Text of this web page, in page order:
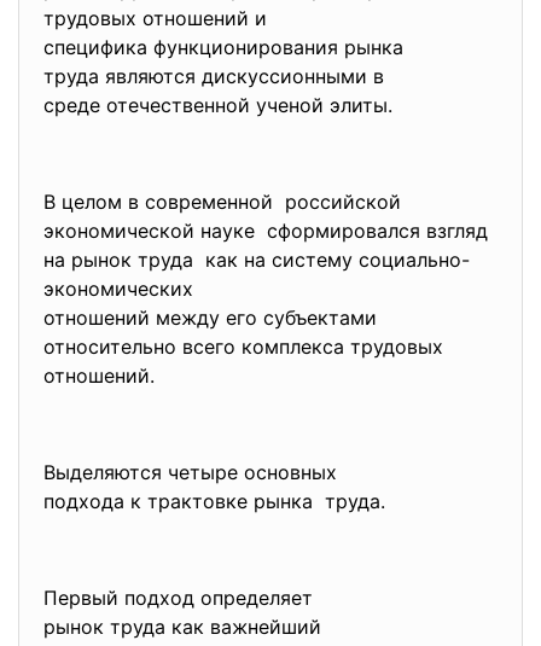
трудовых отношений и
специфика функционирования рынка
труда являются дискуссионными в
среде отечественной ученой элиты.
В целом в современной российской
экономической науке сформировался взгляд
на рынок труда как на систему социально-
экономических
отношений между его субъектами
относительно всего комплекса трудовых
отношений.
Выделяются четыре основных
подхода к трактовке рынка труда.
Первый подход определяет
рынок труда как важнейший